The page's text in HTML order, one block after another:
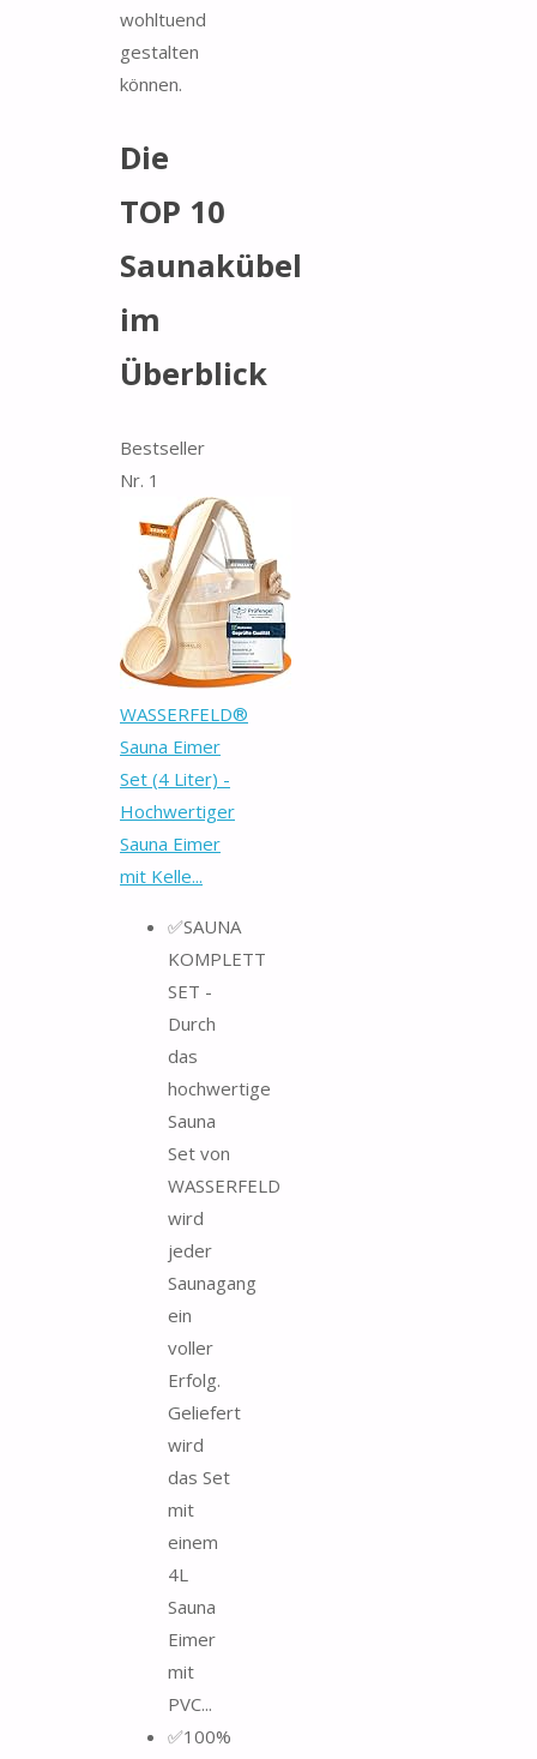
wohltuend
gestalten
können.
Die
TOP 10
Saunakübel
im
Überblick
Bestseller
Nr. 1
WASSERFELD®
Sauna Eimer
Set (4 Liter) -
Hochwertiger
Sauna Eimer
mit Kelle...
✅SAUNA
KOMPLETT
SET -
Durch
das
hochwertige
Sauna
Set von
WASSERFELD
wird
jeder
Saunagang
ein
voller
Erfolg.
Geliefert
wird
das Set
mit
einem
4L
Sauna
Eimer
mit
PVC...
✅100%